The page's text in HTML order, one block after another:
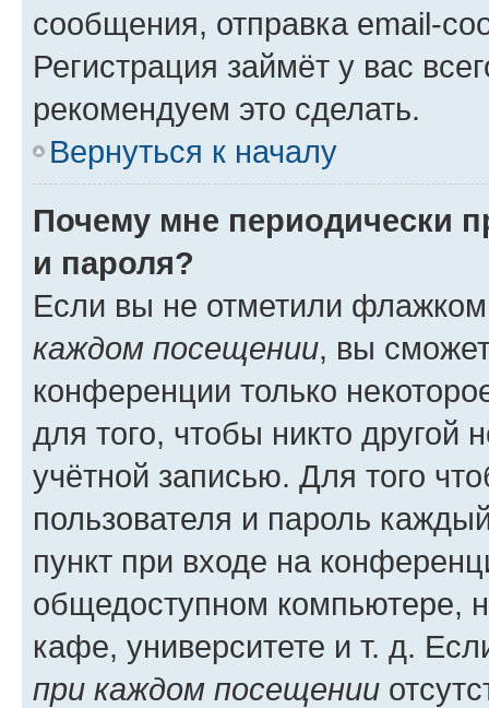
сообщения, отправка email-
Регистрация займёт у вас
рекомендуем это сделать.
Вернуться к началу
Почему мне периодически
и пароля?
Если вы не отметили
каждом посещении, вы
конференции только
для того, чтобы никто другой
учётной записью. Для того
пользователя и пароль
пункт при входе на
общедоступном компьютере,
кафе, университете и т. д.
при каждом посещении